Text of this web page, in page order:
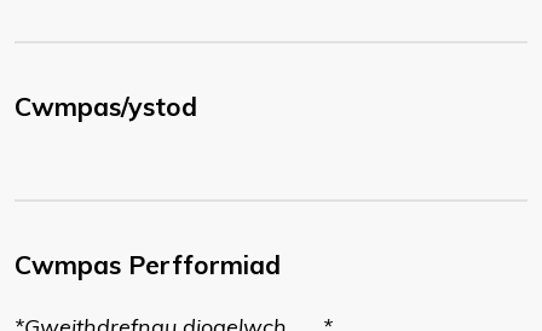
Cwmpas/ystod
Cwmpas Perfformiad